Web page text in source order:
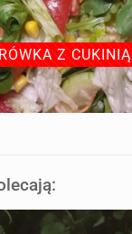
Z CUKINIĄ